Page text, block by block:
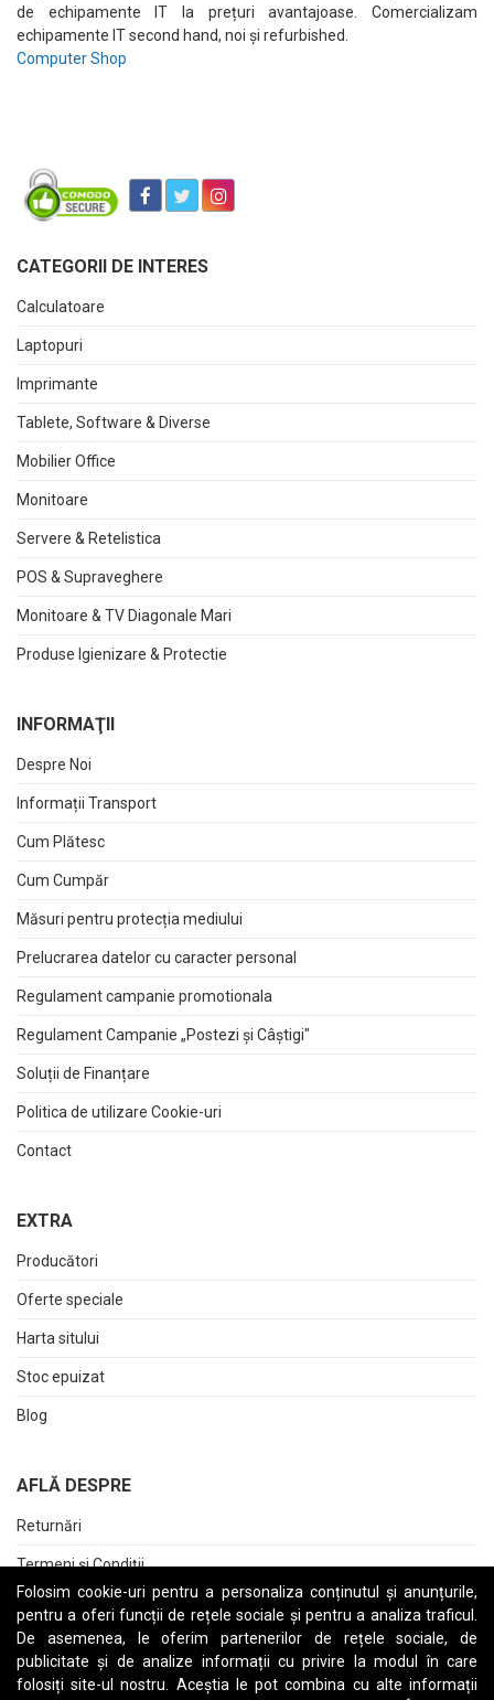
Folosim cookie-uri pentru a personaliza conținutul și anunțurile,
pentru a oferi funcții de rețele sociale și pentru a analiza traficul.
De asemenea, le oferim partenerilor de rețele sociale, de
publicitate și de analize informații cu privire la modul în care
folosiți site-ul nostru. Aceștia le pot combina cu alte informații
de echipamente IT la prețuri avantajoase. Comercializam
echipamente IT second hand, noi și refurbished.
Computer Shop
CATEGORII DE INTERES
Calculatoare
Laptopuri
Imprimante
Tablete, Software & Diverse
Mobilier Office
Monitoare
Servere & Retelistica
POS & Supraveghere
Monitoare & TV Diagonale Mari
Produse Igienizare & Protectie
INFORMAŢII
Despre Noi
Informații Transport
Cum Plătesc
Cum Cumpăr
Măsuri pentru protecția mediului
Prelucrarea datelor cu caracter personal
Regulament campanie promotionala
Regulament Campanie „Postezi și Câștigi"
Soluții de Finanțare
Politica de utilizare Cookie-uri
Contact
EXTRA
Producători
Oferte speciale
Harta sitului
Stoc epuizat
Blog
AFLĂ DESPRE
Returnări
Termeni și Condiții
Raport date personale
Cerere stergere cont